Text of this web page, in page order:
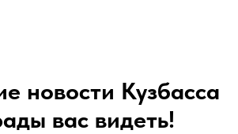
новости Кузбасса
вас видеть!